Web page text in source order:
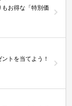
お得な「特別価
トを当てよう！